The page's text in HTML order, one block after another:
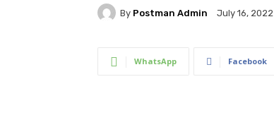
By Postman Admin July 16, 2022
WhatsApp Facebook